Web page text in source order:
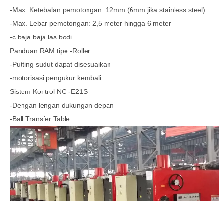
-Max. Ketebalan pemotongan: 12mm (6mm jika stainless steel)
-Max. Lebar pemotongan: 2,5 meter hingga 6 meter
-c baja baja las bodi
Panduan RAM tipe -Roller
-Putting sudut dapat disesuaikan
-motorisasi pengukur kembali
Sistem Kontrol NC -E21S
-Dengan lengan dukungan depan
-Ball Transfer Table